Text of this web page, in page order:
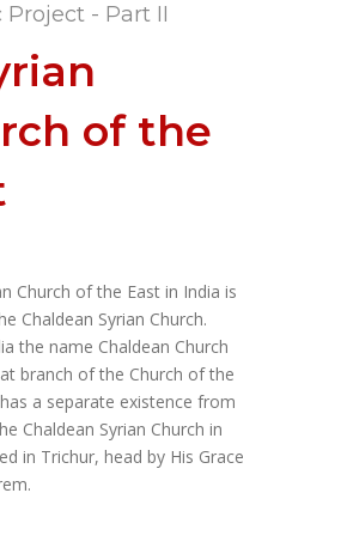
Project - Part II
of the
Church of the East in India is
Chaldean Syrian Church.
the name Chaldean Church
branch of the Church of the
a separate existence from
Chaldean Syrian Church in
in Trichur, head by His Grace